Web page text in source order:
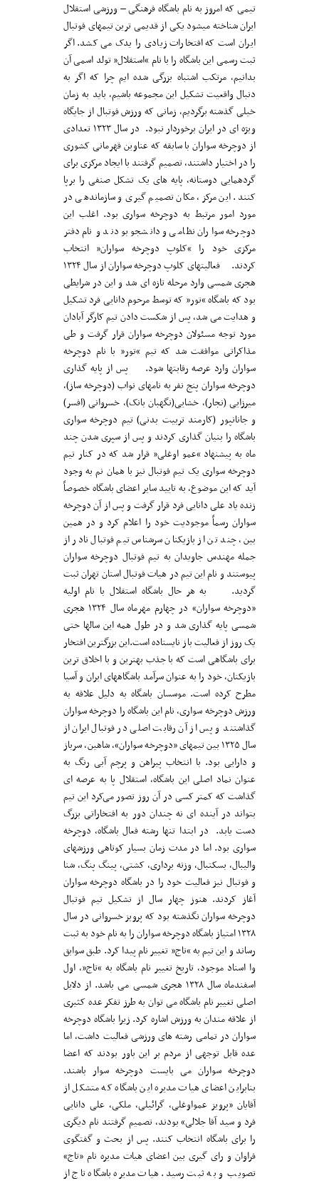
تیمی که امروز به نام باشگاه فرهنگی – ورزشی استقلال
ایران شناخته میشود یکی از قدیمی ترین تیمهای فوتبال
ایران است که افتخارات زیادی را یدک می کشد. اگر
ثبت رسمی این باشگاه را با نام “استقلال” تولد اسمی آن
بدانیم، مرتکب اشتباه بزرگی شده ایم چرا که اگر به
دنبال واقعیت تشکیل این مجموعه باشیم، باید به زمان
خیلی گذشته برگردیم، زمانی که ورزش فوتبال از جایگاه
ویژه ای در ایران برخوردار نبود. در سال ۱۳۲۳ تعدادی
از دوچرخه سواران با سابقه که عناوین قهرمانی کشوری
را در اختیار داشتند، تصمیم گرفتند با ایجاد مرکزی برای
گردهمایی دوستانه، پایه های یک تشکل صنفی را برپا
کنند. این مرکز، مکان تصمیم گیری و سازماندهی در
مورد امور مرتبط به دوچرخه سواری بود. اغلب این
دوچرخه سواران نظامی و دانشجو بودند و نام دفتر
مرکزی خود را “کلوپ دوچرخه سواران” انتخاب
کردند. فعالیتهای کلوپ دوچرخه سواران از سال ۱۳۲۴
هجری شمسی وارد مرحله تازه ای شد و این در شرایطی
بود که باشگاه “تور” که توسط مرحوم دانایی فرد تشکیل
و هدایت می شد، پس از شکست دادن تیم کارگر آبادان
مورد توجه مسئولان دوچرخه سواران قرار گرفت و طی
مذاکراتی موافقت شد که تیم “تور” با نام دوچرخه
سواران وارد عرصه رقابتها شود. پس از پایه گذاری
دوچرخه سواران پنج نفر به نامهای نواب (دوچرخه ساز)،
میرزایی (نجار)، خشایی(نگهبان بانک)، خسروانی (افسر)
و جانانپور (کارمند تربیت بدنی) تیم دوچرخه سواری
باشگاه را بنیان گذاری کردند و پس از سپری شدن چند
ماه به پیشنهاد “عمو اوغلی” قرار شد که در کنار تیم
دوچرخه سواری یک تیم فوتبال نیز با همان نم به وجود
آید که این موضوع، به تایید سایر اعضای باشگاه خصوصاً
زنده یاد علی دانایی فرد قرار گرفت و پس از آن دوچرخه
سواران رسماً موجودیت خود را اعلام کرد و در همین
بین، چند تن از بازیکنان سرشناس تیم فوتبال نادر از
جمله مهندس جاویدان به تیم فوتبال دوچرخه سواران
پیوستند و نام این تیم در هیات فوتبال استان تهران ثبت
گردید. به هر حال باشگاه استقلال با نام اولیه
«دوچرخه سواران» در چهارم مهرماه سال ۱۳۲۴ هجری
شمسی پایه گذاری شد و در طول همه این سالها حتی
یک روز از فعالیت باز نایستاده است.این بزرگترین افتخار
برای باشگاهی است که با جذب بهترین و با اخلاق ترین
بازیکنان، خود را به عنوان سرآمد باشگاههای ایران و آسیا
مطرح کرده است. موسسان باشگاه به دلیل علاقه به
ورزش دوچرخه سواری، نام این باشگاه را دوچرخه سواران
گذاشتند و پس از آن رقابت اصلی در فوتبال ایران از
سال ۱۳۲۵ بین تیمهای «دوچرخه سواران»، شاهین، سرباز
و دارایی بود. با انتخاب پیراهن و پرچم آبی رنگ به
عنوان نماد اصلی این باشگاه، استقلال پا به عرصه ای
گذاشت که کمتر کسی در آن روز تصور می‌کرد این تیم
بتواند در آینده ای نه چندان دور به افتخاراتی بزرگ
دست یابد. در ابتدا تنها رشته فعال باشگاه، دوچرخه
سواری بود. اما در مدت زمان بسیار کوتاهی ورزشهای
والیبال، بسکتبال، وزنه برداری، کشتی، پینگ پنگ، شنا
و فوتبال نیز فعالیت خود را در باشگاه دوچرخه سواران
آغاز کردند. هنوز چهار سال از تشکیل تیم فوتبال
دوچرخه سواران نگذشته بود که پرویز خسروانی در سال
۱۳۲۸ امتیاز باشگاه دوچرخه سواران را به نام خود به ثبت
رساند و این تیم به “تاج” تغییر نام پیدا کرد. طبق سوابق
وا اسناد موجود، تاریخ تغییر نام باشگاه به “تاج”، اول
اسفندماه سال ۱۳۲۸ هجری شمسی می باشد. از دلایل
اصلی تغییر نام باشگاه می توان به طرز تفکر عده کثیری
از علاقه مندان به ورزش اشاره کرد. زیرا باشگاه دوچرخه
سواران در تمامی رشته های ورزشی فعالیت داشت، اما
عده قابل توجهی از مردم بر این باور بودند که اعضا
دوچرخه سواران می بایست دوچرخه سوار باشند.
بنابراین اعضای هیات مدیره این باشگاه که متشکل از
آقایان «پرویز عمواوغلی، گرائیلی، ملکی، علی دانایی
فرد و سید آقا جلالی» بودند، تصمیم گرفتند نام دیگری
را برای باشگاه انتخاب کنند. پس از بحث و گفتگوی
فراوان و رای گیری بین اعضای هیات مدیره نام «تاج»
تصویب و به ثبت رسید. هیات مدیره باشگاه تاج از